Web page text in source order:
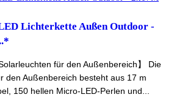
Lichterkette Außen Outdoor -
für den Außenbereich】 Die
den Außenbereich besteht aus 17 m
150 hellen Micro-LED-Perlen und...